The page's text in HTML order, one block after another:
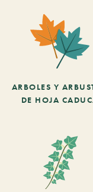
ARBOLES Y
DE HOJA